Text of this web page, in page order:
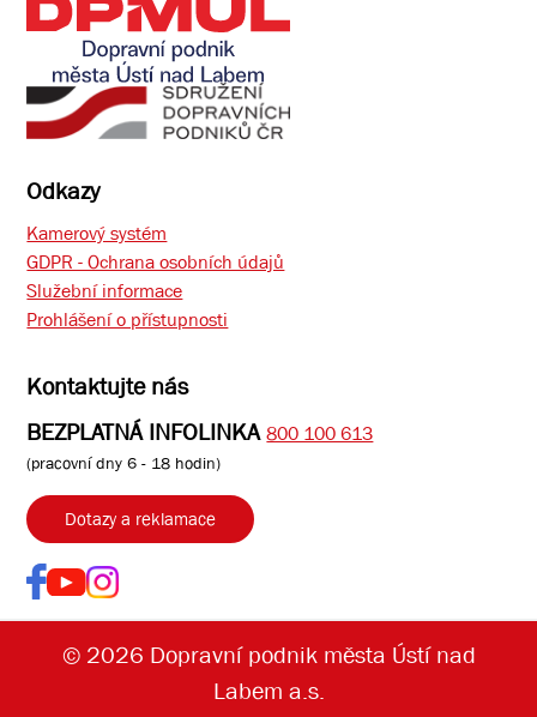
Odkazy
Kamerový systém
GDPR - Ochrana osobních údajů
Služební informace
Prohlášení o přístupnosti
Kontaktujte nás
BEZPLATNÁ INFOLINKA 800 100 613
(pracovní dny 6 - 18 hodin)
Dotazy a reklamace
© 2026 Dopravní podnik města Ústí nad
Labem a.s.